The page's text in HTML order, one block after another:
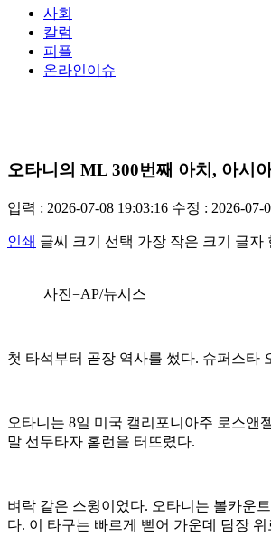
사회
칼럼
피플
온라인이슈
오타니의 ML 300번째 아치, 아시
입력 : 2026-07-08 19:03:16 수정 : 2026-07-
인쇄 글씨 크기 선택 가장 작은 크기 글자
사진=AP/뉴시스
첫 타석부터 곧장 역사를 썼다. 슈퍼스타
오타니는 8일 미국 캘리포니아주 로스앤
말 선두타자 홈런을 터뜨렸다.
벼락 같은 스윙이었다. 오타니는 볼카운
다. 이 타구는 빠르게 뻗어 가운데 담장